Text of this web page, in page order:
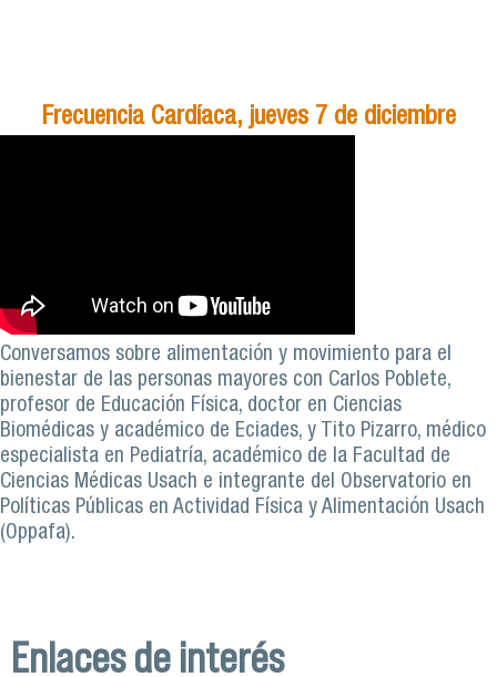
Frecuencia Cardíaca, jueves 7 de diciembre
Conversamos sobre alimentación y movimiento para el
bienestar de las personas mayores con Carlos Poblete,
profesor de Educación Física, doctor en Ciencias
Biomédicas y académico de Eciades, y Tito Pizarro, médico
especialista en Pediatría, académico de la Facultad de
Ciencias Médicas Usach e integrante del Observatorio en
Políticas Públicas en Actividad Física y Alimentación Usach
(Oppafa).
Enlaces de interés